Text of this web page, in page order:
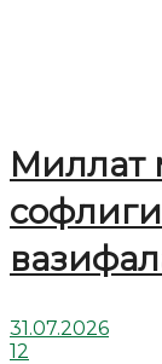
Миллат
31.07.2026
12